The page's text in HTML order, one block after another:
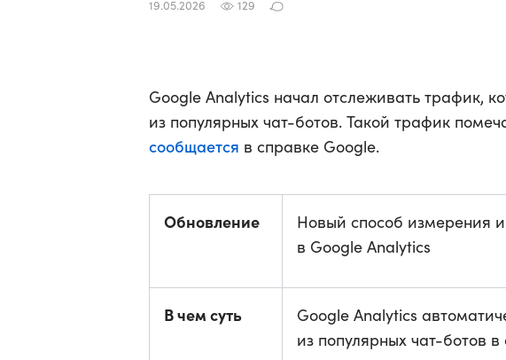
19.05.2026 129
Google Analytics начал отслеживать трафик,
из популярных чат-ботов. Такой трафик
сообщается в справке Google.
Обновление
Новый способ измерения
в Google Analytics
В чем суть
Google Analytics
из популярных чат-ботов в